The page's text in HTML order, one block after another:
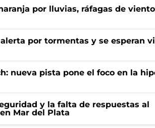
por lluvias, ráfagas de
por tormentas y se esperan
nueva pista pone el foco en la
y la falta de respuestas al
Mar del Plata